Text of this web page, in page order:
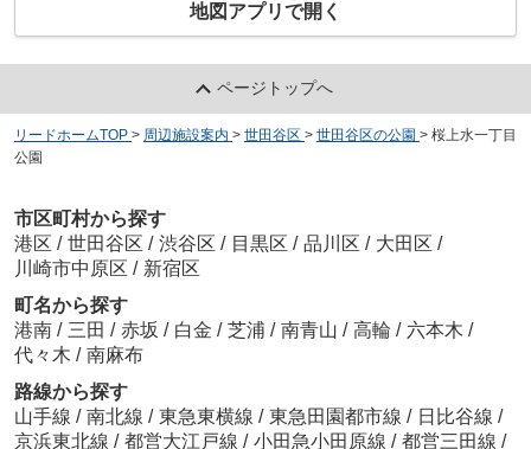
地図アプリで開く
ページトップへ
リードホームTOP > 周辺施設案内 > 世田谷区 > 世田谷区の公園 > 桜上水一丁目
公園
市区町村から探す
港区 / 世田谷区 / 渋谷区 / 目黒区 / 品川区 / 大田区 /
川崎市中原区 / 新宿区
町名から探す
港南 / 三田 / 赤坂 / 白金 / 芝浦 / 南青山 / 高輪 / 六本木 /
代々木 / 南麻布
路線から探す
山手線 / 南北線 / 東急東横線 / 東急田園都市線 / 日比谷線 /
京浜東北線 / 都営大江戸線 / 小田急小田原線 / 都営三田線 /